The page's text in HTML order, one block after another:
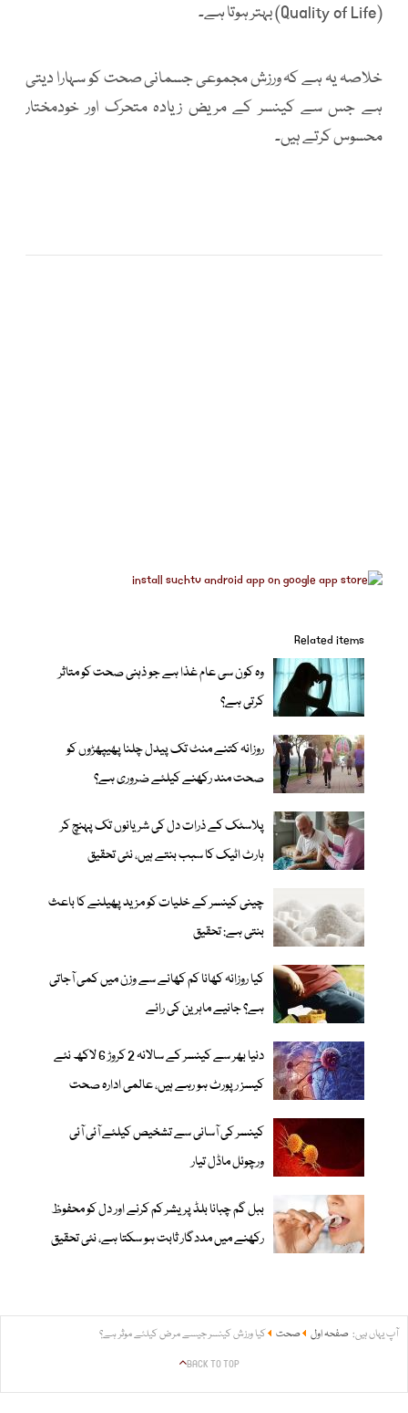
(Quality of Life) بہتر ہوتا ہے۔
خلاصہ یہ ہے کہ ورزش مجموعی جسمانی صحت کو سہارا دیتی
ہے جس سے کینسر کے مریض زیادہ متحرک اور خودمختار
محسوس کرتے ہیں۔
Related items
وہ کون سی عام غذا ہے جو ذہنی صحت کو متاثر
کرتی ہے؟
روزانہ کتنے منٹ تک پیدل چلنا پھیپھڑوں کو
صحت مند رکھنے کیلئے ضروری ہے؟
پلاسٹک کے ذرات دل کی شریانوں تک پہنچ کر
ہارٹ اٹیک کا سبب بنتے ہیں، نئی تحقیق
چینی کینسر کے خلیات کو مزید پھیلنے کا باعث
بنتی ہے: تحقیق
کیا روزانہ کھانا کم کھانے سے وزن میں کمی آجاتی
ہے؟ جانیے ماہرین کی رائے
دنیا بھر سے کینسر کے سالانہ 2 کروڑ 6 لاکھ نئے
کیسز رپورٹ ہو رہے ہیں، عالمی ادارہ صحت
کینسر کی آسانی سے تشخیص کیلئے آئی آئی
ورچوئل ماڈل تیار
ببل گم چبانا بلڈ پریشر کم کرنے اور دل کو محفوظ
رکھنے میں مددگار ثابت ہو سکتا ہے، نئی تحقیق
آپ یہاں ہیں: صفحہ اول صحت کیا ورزش کینسر جیسے مرض کیلئے موثر ہے؟
BACK TO TOP